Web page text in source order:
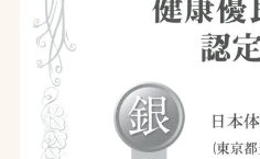
文字の見えづらさや操作